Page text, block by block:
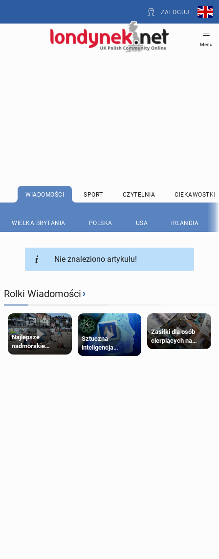
ZALOGUJ
Menu
WIADOMOŚCI SPORT CZYTELNIA CIEKAWOSTKI
WIELKA BRYTANIA POLSKA USA IRLANDIA
Nie znaleziono artykułu!
Rolki Wiadomości›
Najlepsze
nadmorskie
miasteczko blisko
Sztuczna
inteligencja
próbowała oszukać
Zasiłki dla osób
cierpiących na
schorzenia